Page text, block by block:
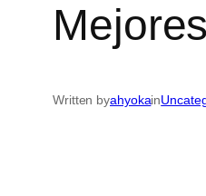
Written byahyokain